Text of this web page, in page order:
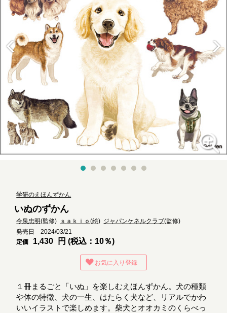
学研のえほんずかん
いぬのずかん
今泉忠明(監修) ｓａｋｉｏ(絵) ジャパンケネルクラブ(監修)
発売日 2024/03/21
定価
1,430 円 (税込：10％)
お気に入り登録
１冊まるごと「いぬ」を楽しむえほんずかん。犬の種類
や体の特徴、犬の一生、はたらく犬など、リアルでかわ
いいイラストで楽しめます。柴犬とオオカミのくらべっ